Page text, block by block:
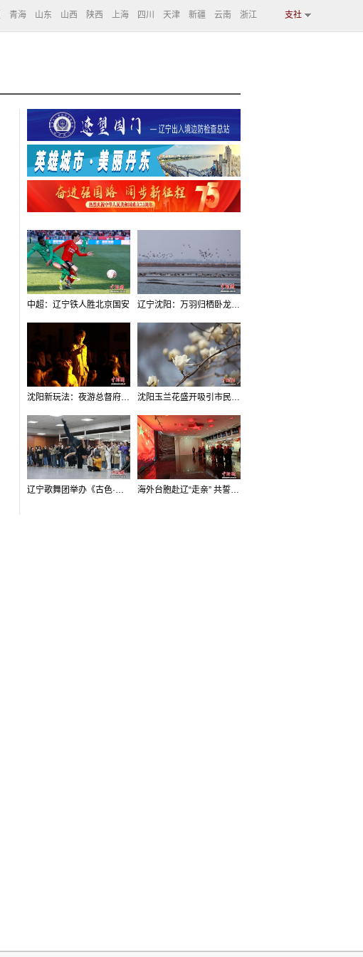
青海 山东 山西 陕西 上海 四川 天津 新疆 云南 浙江 支社
中超：辽宁铁人胜北京国安 辽宁沈阳：万羽归栖卧龙湖看群鸟齐飞
沈阳新玩法：夜游总督府，当一回“赴宴者” 沈阳玉兰花盛开吸引市民打卡
辽宁歌舞团举办《古色·国宝辽宁》排练开放日活动 海外台胞赴辽“走亲” 共誓“和平初心”